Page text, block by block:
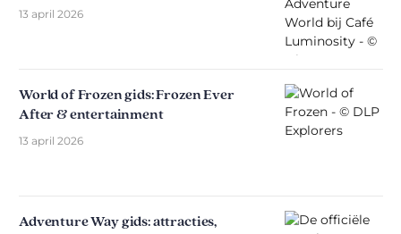
13 april 2026
World of Frozen gids: Frozen Ever
After & entertainment
13 april 2026
Adventure Way gids: attracties,